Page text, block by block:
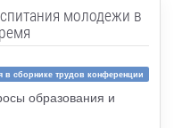
молодежи в
в сборнике трудов конференции
образования и